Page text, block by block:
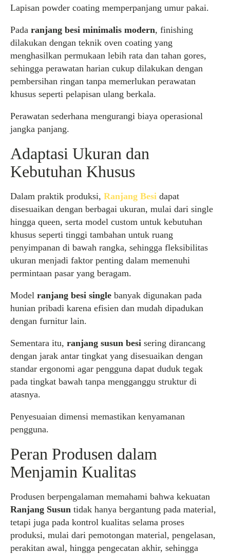
Lapisan powder coating memperpanjang umur pakai.
Pada ranjang besi minimalis modern, finishing
dilakukan dengan teknik oven coating yang
menghasilkan permukaan lebih rata dan tahan gores,
sehingga perawatan harian cukup dilakukan dengan
pembersihan ringan tanpa memerlukan perawatan
khusus seperti pelapisan ulang berkala.
Perawatan sederhana mengurangi biaya operasional
jangka panjang.
Adaptasi Ukuran dan
Kebutuhan Khusus
Dalam praktik produksi, Ranjang Besi dapat
disesuaikan dengan berbagai ukuran, mulai dari single
hingga queen, serta model custom untuk kebutuhan
khusus seperti tinggi tambahan untuk ruang
penyimpanan di bawah rangka, sehingga fleksibilitas
ukuran menjadi faktor penting dalam memenuhi
permintaan pasar yang beragam.
Model ranjang besi single banyak digunakan pada
hunian pribadi karena efisien dan mudah dipadukan
dengan furnitur lain.
Sementara itu, ranjang susun besi sering dirancang
dengan jarak antar tingkat yang disesuaikan dengan
standar ergonomi agar pengguna dapat duduk tegak
pada tingkat bawah tanpa mengganggu struktur di
atasnya.
Penyesuaian dimensi memastikan kenyamanan
pengguna.
Peran Produsen dalam
Menjamin Kualitas
Produsen berpengalaman memahami bahwa kekuatan
Ranjang Susun tidak hanya bergantung pada material,
tetapi juga pada kontrol kualitas selama proses
produksi, mulai dari pemotongan material, pengelasan,
perakitan awal, hingga pengecatan akhir, sehingga